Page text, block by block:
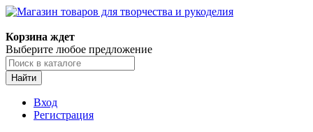
Корзина ждет
Выберите любое предложение
Найти
Вход
Регистрация